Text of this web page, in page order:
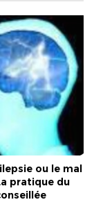
ou le mal
pratique du